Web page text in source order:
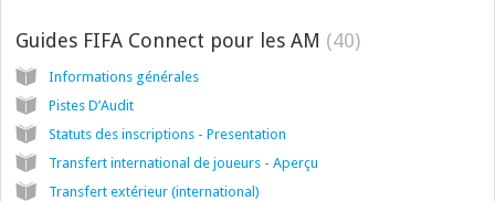
Guides FIFA Connect pour les AM 40
Informations générales
Pistes D’Audit
Statuts des inscriptions - Presentation
Transfert international de joueurs - Aperçu
Transfert extérieur (international)